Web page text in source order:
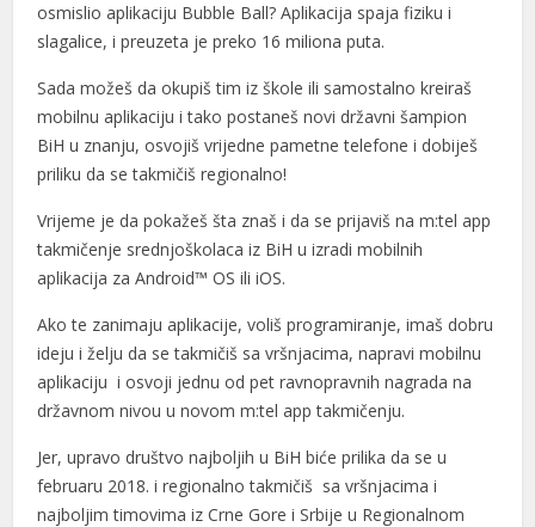
osmislio aplikaciju Bubble Ball? Aplikacija spaja fiziku i
slagalice, i preuzeta je preko 16 miliona puta.
Sada možeš da okupiš tim iz škole ili samostalno kreiraš
mobilnu aplikaciju i tako postaneš novi državni šampion
BiH u znanju, osvojiš vrijedne pametne telefone i dobiješ
priliku da se takmičiš regionalno!
Vrijeme je da pokažeš šta znaš i da se prijaviš na m:tel app
takmičenje srednjoškolaca iz BiH u izradi mobilnih
aplikacija za Android™ OS ili iOS.
Ako te zanimaju aplikacije, voliš programiranje, imaš dobru
ideju i želju da se takmičiš sa vršnjacima, napravi mobilnu
aplikaciju i osvoji jednu od pet ravnopravnih nagrada na
državnom nivou u novom m:tel app takmičenju.
Jer, upravo društvo najboljih u BiH biće prilika da se u
februaru 2018. i regionalno takmičiš sa vršnjacima i
najboljim timovima iz Crne Gore i Srbije u Regionalnom